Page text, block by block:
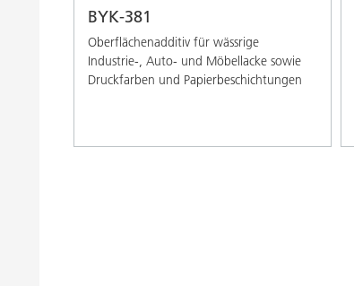
BYK-381
Oberflächenadditiv für wässrige
Industrie-, Auto- und Möbellacke sowie
Druckfarben und Papierbeschichtungen